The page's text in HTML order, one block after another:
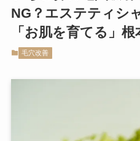
NG？エステティシ
「お肌を育てる」
毛穴改善